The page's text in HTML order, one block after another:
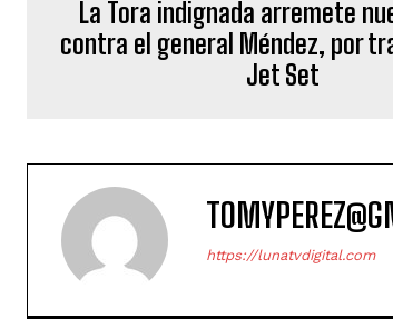
La Tora indignada arremete
contra el general Méndez, por
Jet Set
https://lunatvdigital.com